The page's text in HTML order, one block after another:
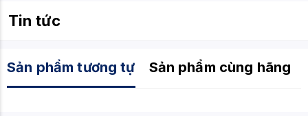
Tin tức
Sản phẩm tương tự Sản phẩm cùng hãng